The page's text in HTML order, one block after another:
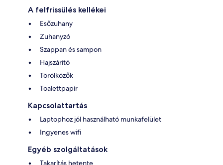
A felfrissülés kellékei
Esőzuhany
Zuhanyzó
Szappan és sampon
Hajszárító
Törölközők
Toalettpapír
Kapcsolattartás
Laptophoz jól használható munkafelület
Ingyenes wifi
Egyéb szolgáltatások
Takarítás hetente